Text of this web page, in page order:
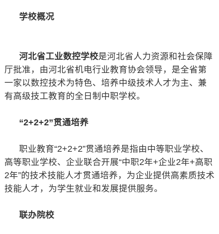
学校概况
河北省工业数控学校是河北省人力资源和社会保障
厅批准，由河北省机电行业教育协会领导，是全省第
一家以数控技术为特色、培养中级技术人才为主、兼
有高级技工教育的全日制中职学校。
“2+2+2”贯通培养
职业教育“2+2+2”贯通培养是指由中等职业学校、
高等职业学校、企业联合开展“中职2年+企业2年+高职
2年”的技术技能人才贯通培养，为企业提供高素质技术
技能人才，为学生就业和发展提供服务。
联办院校